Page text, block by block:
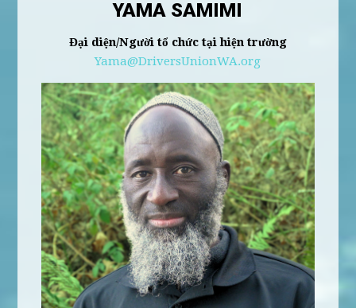
YAMA SAMIMI
Đại diện/Người tổ chức tại hiện trường
Yama@DriversUnionWA.org